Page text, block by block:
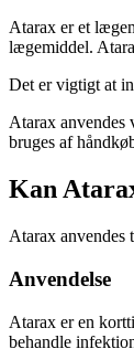
Atarax er et
lægemiddel.
Det er vigtigt at
Atarax anvendes
bruges af
Kan
Atarax anvendes
Anvendelse
Atarax er en
behandle